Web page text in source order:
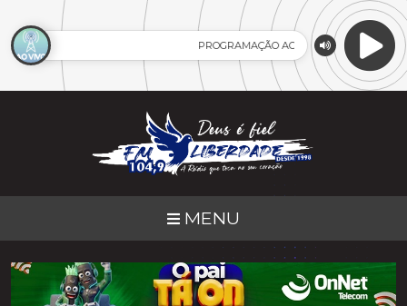
PROGRAMAÇÃO AO VIVO
MENU